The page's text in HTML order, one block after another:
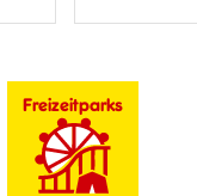
Freizeitparks